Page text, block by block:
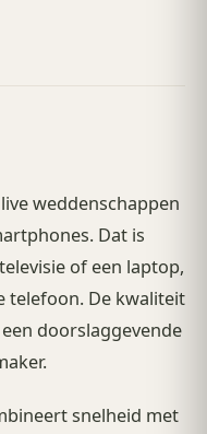
weddenschappen
Dat is
of een laptop,
telefoon. De kwaliteit
doorslaggevende
snelheid met